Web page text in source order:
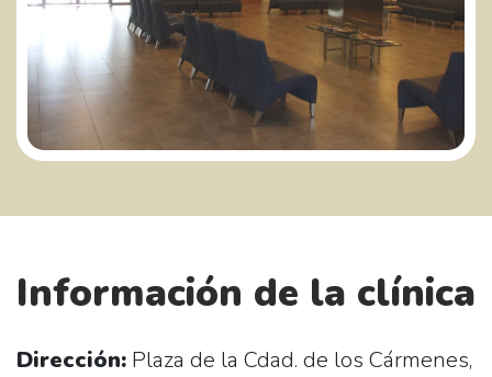
Información de la clínica
Dirección: Plaza de la Cdad. de los Cármenes,